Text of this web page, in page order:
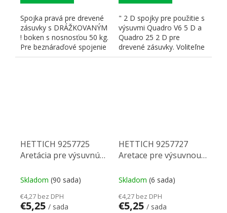
Spojka pravá pre drevené
zásuvky s DRÁŽKOVANÝM
! boken s nosnosťou 50 kg.
Pre beznáraďové spojenie
výsuvu Quadro V6+...
" 2 D spojky pre použitie s
výsuvmi Quadro V6 5 D a
Quadro 25 2 D pre
drevené zásuvky. Voliteľne
je možné doplniť...
HETTICH 9257725
Aretácia pre výsuvnú
Skladom (90 sada)
€4,27 bez DPH
€5,25 / sada
HETTICH 9257727
Aretace pre výsuvnou
Skladom (6 sada)
€4,27 bez DPH
€5,25 / sada